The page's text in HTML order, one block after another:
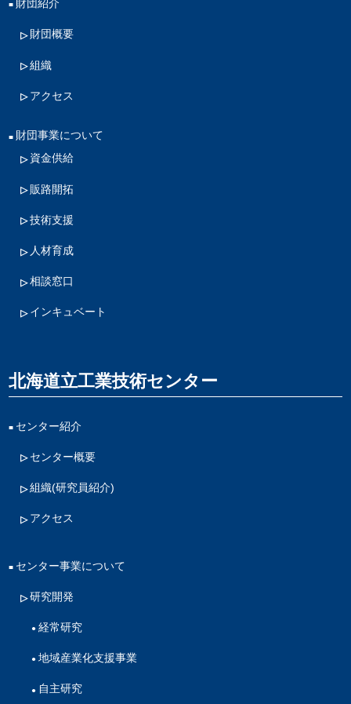
財団紹介
財団概要
組織
アクセス
財団事業について
資金供給
販路開拓
技術支援
人材育成
相談窓口
インキュベート
北海道立工業技術センター
センター紹介
センター概要
組織(研究員紹介)
アクセス
センター事業について
研究開発
経常研究
地域産業化支援事業
自主研究